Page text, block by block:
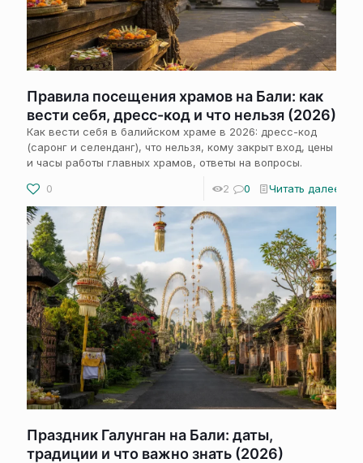
Правила посещения храмов на Бали: как
вести себя, дресс-код и что нельзя (2026)
Как вести себя в балийском храме в 2026: дресс-код
(саронг и селенданг), что нельзя, кому закрыт вход, цены
и часы работы главных храмов, ответы на вопросы.
0
2 0 Читать далее
Праздник Галунган на Бали: даты,
традиции и что важно знать (2026)